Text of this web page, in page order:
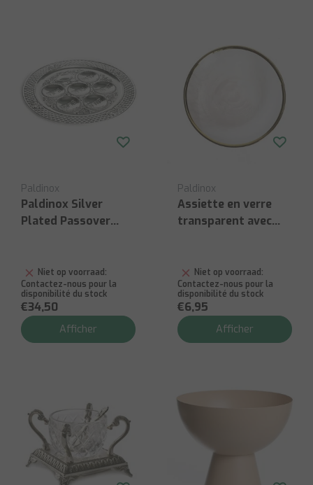
Paldinox
Paldinox Silver
Plated Passover
Niet op voorraad:
Contactez-nous pour la
disponibilité du stock
€34,50
Afficher
Paldinox
Assiette en verre
transparent avec
Niet op voorraad:
Contactez-nous pour la
disponibilité du stock
€6,95
Afficher